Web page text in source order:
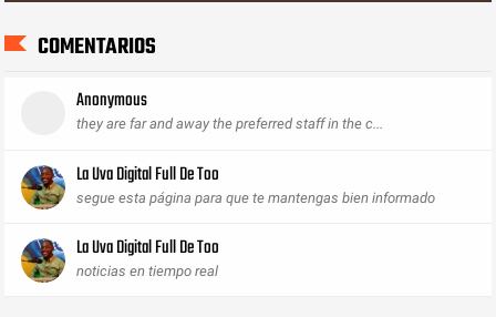
COMENTARIOS
Anonymous
they are far and away the preferred staff in the c...
La Uva Digital Full De Too
segue esta página para que te mantengas bien informado
La Uva Digital Full De Too
noticias en tiempo real